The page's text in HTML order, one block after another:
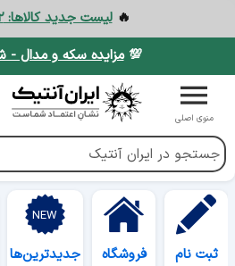
🔥لیست جدید کالاها: ۱۲ مرداد
💯مزایده سکه و مدال -
منوی اصلی
ثبت نام فروشگاه جدیدترین‌ها